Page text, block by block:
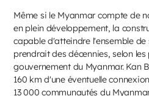
Même si le Myanmar compte de
en plein développement, la
capable d'atteindre l'ensemble de
prendrait des décennies, selon
gouvernement du Myanmar. Kan
160 km d'une éventuelle
13 000 communautés du